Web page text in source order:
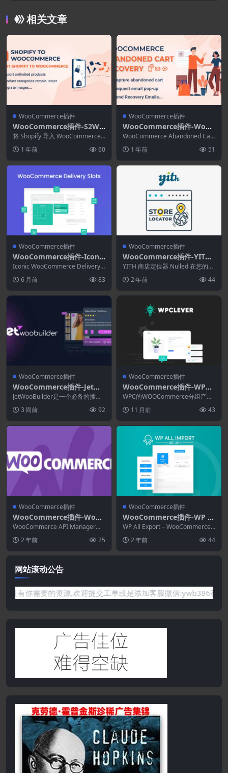
相关文章
WooCommerce插件
WooCommerce插件-S2W–I
mport Shopify to WooCo
mmerce 1.3.4–将您的商店
从Shopify迁移到WooCom
将 Shopify 导入 WooCommerce F
1 年前 60
WooCommerce插件
WooCommerce插件-WooC
ommerce Abandoned Car
t Recovery 1.1.6(电子邮件–
短信–信使)
WooCommerce Abandoned Cart
1 年前 51
WooCommerce插件
WooCommerce插件-Iconic
WooCommerce Delivery S
lots 2.12.0
Iconic WooCommerce Delivery S
6 月前 83
WooCommerce插件
WooCommerce插件-YITH
Store Locator for WordPr
ess 2.30.0
YITH 商店定位器 Nulled 在您的网
根据当...
2 年前 44
WooCommerce插件
WooCommerce插件-JetWo
oBuilder 2.3.4–Elementor
WooCommerce插件
JetWooBuilder是一个必备的插
3 周前 92
WooCommerce插件
WooCommerce插件-WPC
Grouped Product for Woo
Commerce Premium 5.2.2
WPC的WOOCommerce分组产
是简单，可变产...
11 月前 43
WooCommerce插件
WooCommerce插件-WooC
ommerce API Manager 3.
3.2
WooCommerce API Manager将
WooCommerce 产品转...
2 年前 25
WooCommerce插件
WooCommerce插件-WP Al
l Export–WooCommerce E
xport Add-On Pro 1.0.10
WP All Export – WooCommerce
Export Add-O...
2 年前 44
网站滚动公告
要的资源,欢迎提交工单或是添加客服微信:ywb386获取帮助！